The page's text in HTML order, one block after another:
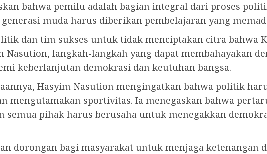
bahwa pemilu adalah bagian integral dari proses
muda harus diberikan pembelajaran yang
dan tim sukses untuk tidak menciptakan citra bahwa
Nasution, langkah-langkah yang dapat membahayakan
keberlanjutan demokrasi dan keutuhan bangsa.
Hasyim Nasution mengingatkan bahwa politik
mengutamakan sportivitas. Ia menegaskan bahwa
semua pihak harus berusaha untuk menegakkan
dorongan bagi masyarakat untuk menjaga ketenangan